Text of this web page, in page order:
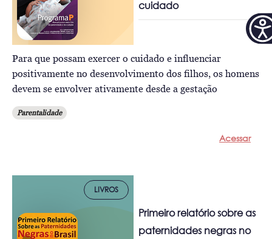
cuidado
Para que possam exercer o cuidado e influenciar
positivamente no desenvolvimento dos filhos, os homens
devem se envolver ativamente desde a gestação
Parentalidade
Acessar
LIVROS
Primeiro relatório sobre as
paternidades negras no